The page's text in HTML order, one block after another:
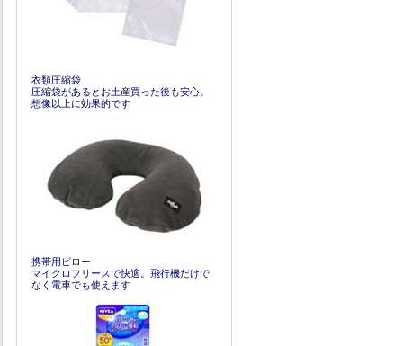
衣類圧縮袋
圧縮袋があるとお土産買った後も安心。
想像以上に効果的です
携帯用ピロー
マイクロフリースで快適。飛行機だけで
なく電車でも使えます